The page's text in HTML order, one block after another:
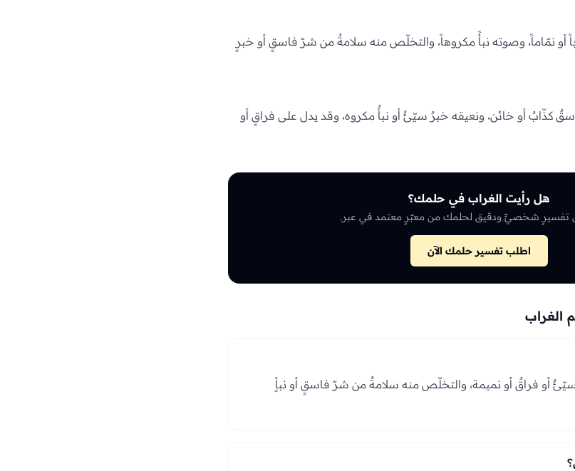
أو نمّاماً، وصوته نبأً مكروهاً، والتخلّص منه سلامةٌ من شرّ فاسقٍ أو خبرٍ
كذّابٌ أو خائن، ونعيقه خبرٌ سيّئٌ أو نبأٌ مكروه، وقد يدل على فراقٍ أو
هل رأيت الغراب في حلمك؟
تفسيرٍ شخصيٍّ ودقيق لحلمك من معبّرٍ معتمد في عبر.
اطلب تفسير حلمك الآن
الغراب
أو فراقٌ أو نميمة، والتخلّص منه سلامةٌ من شرّ فاسقٍ أو نبأٍ